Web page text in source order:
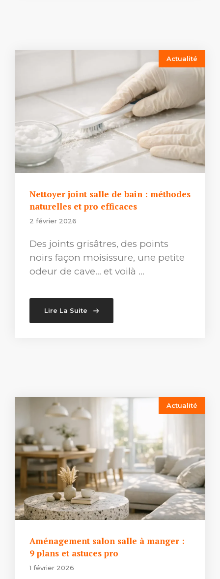
Actualité
Nettoyer joint salle de bain : méthodes
naturelles et pro efficaces
2 février 2026
Des joints grisâtres, des points
noirs façon moisissure, une petite
odeur de cave… et voilà …
Lire La Suite
Actualité
Aménagement salon salle à manger :
9 plans et astuces pro
1 février 2026